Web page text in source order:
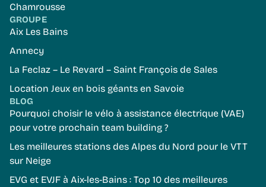
Chamrousse
GROUPE
Aix Les Bains
Annecy
La Feclaz – Le Revard – Saint François de Sales
Location Jeux en bois géants en Savoie
BLOG
Pourquoi choisir le vélo à assistance électrique (VAE)
pour votre prochain team building ?
Les meilleures stations des Alpes du Nord pour le VTT
sur Neige
EVG et EVJF à Aix-les-Bains : Top 10 des meilleures